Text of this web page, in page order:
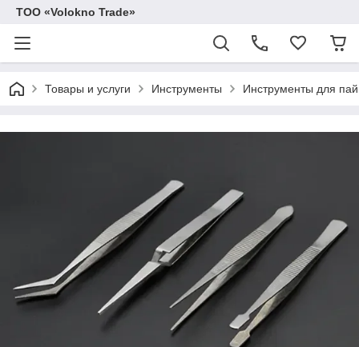
ТОО «Volokno Trade»
Товары и услуги Инструменты Инструменты для